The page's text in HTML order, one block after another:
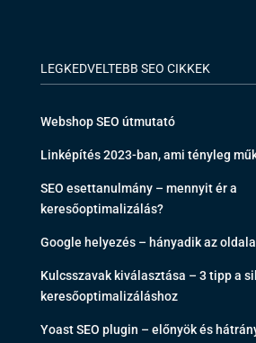
LEGKEDVELTEBB SEO CIKKEK
Webshop SEO útmutató
Linképítés 2023-ban, ami tényleg
SEO esettanulmány – mennyit ér a
keresőoptimalizálás?
Google helyezés – hányadik az
Kulcsszavak kiválasztása – 3 tipp a
keresőoptimalizáláshoz
Yoast SEO plugin – előnyök és